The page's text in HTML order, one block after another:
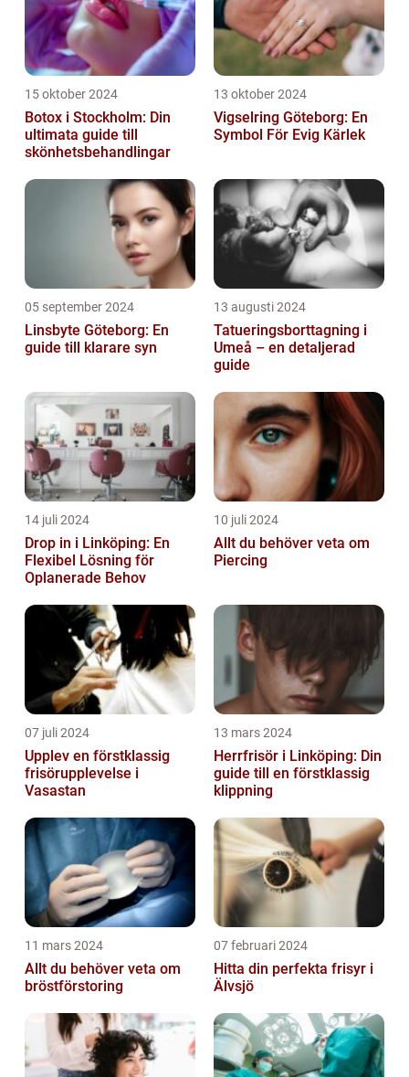
15 oktober 2024
Botox i Stockholm: Din
ultimata guide till
skönhetsbehandlingar
13 oktober 2024
Vigselring Göteborg: En
Symbol För Evig Kärlek
05 september 2024
Linsbyte Göteborg: En
guide till klarare syn
13 augusti 2024
Tatueringsborttagning i
Umeå – en detaljerad
guide
14 juli 2024
Drop in i Linköping: En
Flexibel Lösning för
Oplanerade Behov
10 juli 2024
Allt du behöver veta om
Piercing
07 juli 2024
Upplev en förstklassig
frisörupplevelse i
Vasastan
13 mars 2024
Herrfrisör i Linköping: Din
guide till en förstklassig
klippning
11 mars 2024
Allt du behöver veta om
bröstförstoring
07 februari 2024
Hitta din perfekta frisyr i
Älvsjö